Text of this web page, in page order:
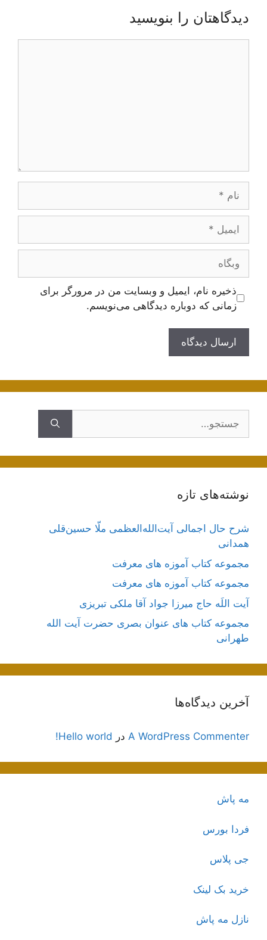
دیدگاهتان را بنویسید
وبگاه
ذخیره نام، ایمیل و وبسایت من در مرورگر برای
زمانی که دوباره دیدگاهی می‌نویسم.
نوشته‌های تازه
شرح حال اجمالی آیت‌الله‌العظمی ملّا حسین‌قلی
همدانی
مجموعه کتاب آموزه های معرفت
مجموعه کتاب آموزه های معرفت
آیت اللَه حاج میرزا جواد آقا ملکی تبریزی
مجموعه کتاب های عنوان بصری حضرت آیت الله
طهرانی
آخرین دیدگاه‌ها
A WordPress Commenter در Hello world!
مه پاش
فردا بورس
جی پلاس
خرید بک لینک
نازل مه پاش